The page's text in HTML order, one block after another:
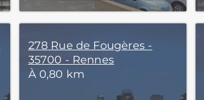
278 Rue de Fougères -
35700 - Rennes
À 0,80 km